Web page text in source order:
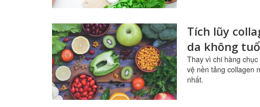
Tích lũy
da không
Thay vì chi hàng
vệ nền tảng collagen
nhất.